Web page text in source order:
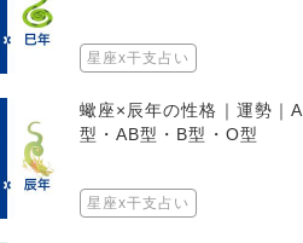
星座x干支占い
蠍座×辰年の性格｜運勢｜A
型・AB型・B型・O型
星座x干支占い